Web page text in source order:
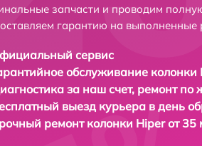
запчасти и проводим
гарантию на выполненные
сервис
обслуживание колонки
за наш счет, ремонт по
выезд курьера в день
ремонт колонки Hiper от 35